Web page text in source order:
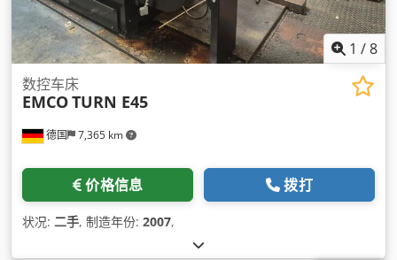
1 /8
德国 7,365 km
数控车床
EMCOTURN E45
价格信息 拨打
状况: 二手, 制造年份: 2007,